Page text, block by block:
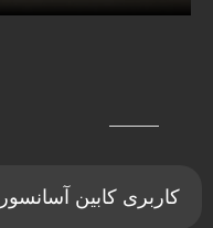
کاربری کابین آسانسور